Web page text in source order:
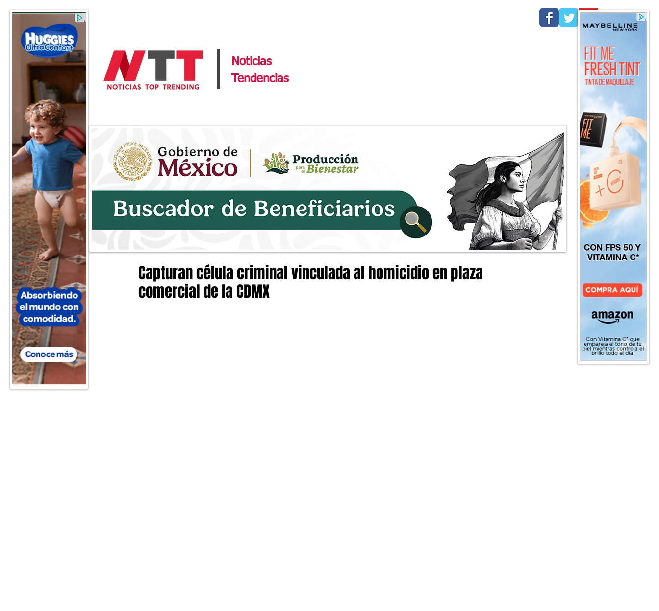
Noticias
Tendencias
Capturan célula criminal vinculada al homicidio en plaza
comercial de la CDMX